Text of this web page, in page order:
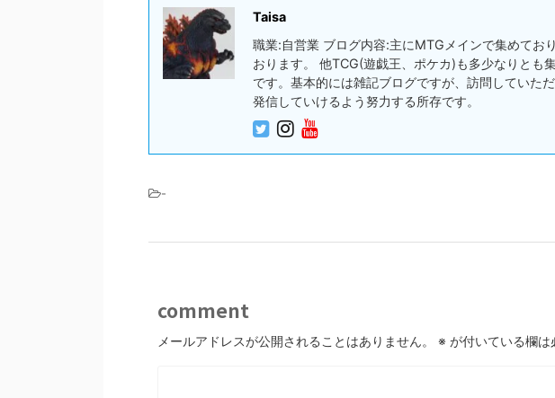
Taisa
職業:自営業 ブログ内容:主にMTGメインで集めてお
おります。 他TCG(遊戯王、ポケカ)も多少なりとも
です。基本的には雑記ブログですが、訪問していた
発信していけるよう努力する所存です。
-
comment
メールアドレスが公開されることはありません。 ※ が付いている欄は